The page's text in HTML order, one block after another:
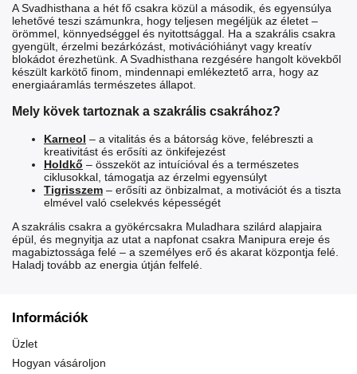
A Svadhisthana a hét fő csakra közül a második, és egyensúlya
lehetővé teszi számunkra, hogy teljesen megéljük az életet –
örömmel, könnyedséggel és nyitottsággal. Ha a szakrális csakra
gyengült, érzelmi bezárkózást, motivációhiányt vagy kreatív
blokádot érezhetünk. A Svadhisthana rezgésére hangolt kövekből
készült karkötő finom, mindennapi emlékeztető arra, hogy az
energiaáramlás természetes állapot.
Mely kövek tartoznak a szakrális csakrához?
Karneol – a vitalitás és a bátorság köve, felébreszti a
kreativitást és erősíti az önkifejezést
Holdkő – összeköt az intuícióval és a természetes
ciklusokkal, támogatja az érzelmi egyensúlyt
Tigrisszem – erősíti az önbizalmat, a motivációt és a tiszta
elmével való cselekvés képességét
A szakrális csakra a gyökércsakra Muladhara szilárd alapjaira
épül, és megnyitja az utat a napfonat csakra Manipura ereje és
magabiztossága felé – a személyes erő és akarat központja felé.
Haladj tovább az energia útján felfelé.
Információk
Üzlet
Hogyan vásároljon